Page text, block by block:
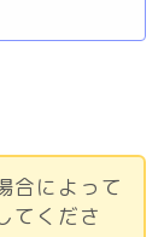
合によって
てくださ